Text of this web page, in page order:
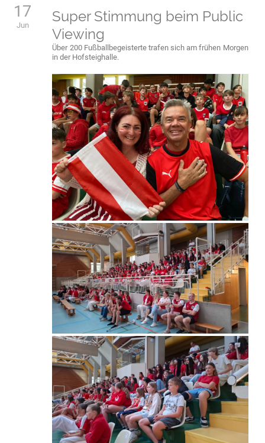
17
Jun
Super Stimmung beim Public
Viewing
Über 200 Fußballbegeisterte trafen sich am frühen Morgen
in der Hofsteighalle.